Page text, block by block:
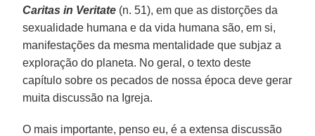
Caritas in Veritate (n. 51), em que as distorções da
sexualidade humana e da vida humana são, em si,
manifestações da mesma mentalidade que subjaz a
exploração do planeta. No geral, o texto deste
capítulo sobre os pecados de nossa época deve gerar
muita discussão na Igreja.
O mais importante, penso eu, é a extensa discussão